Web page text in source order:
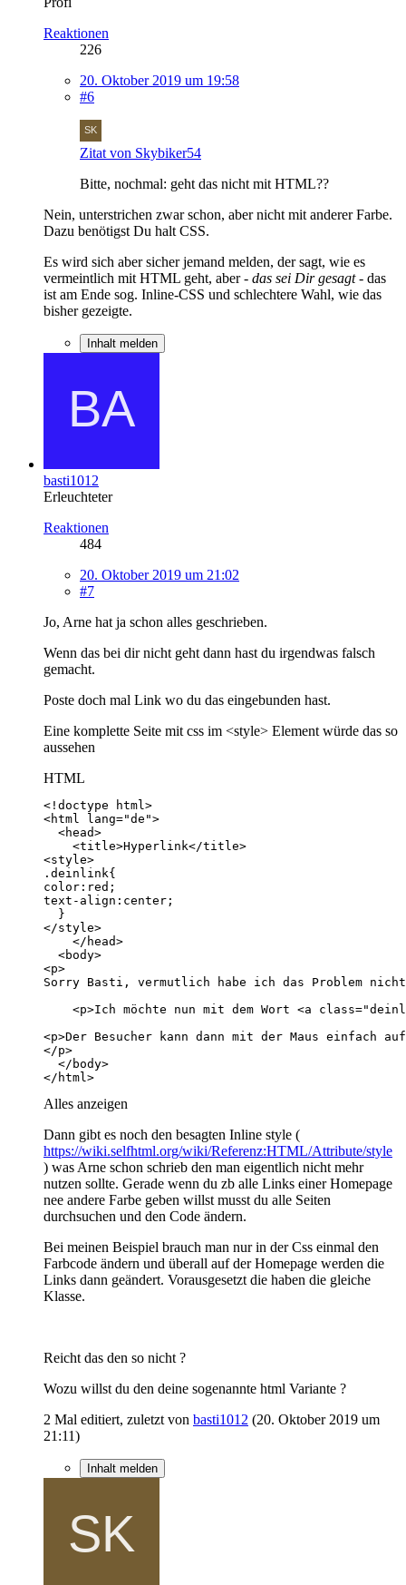
Reaktionen
226
20. Oktober 2019 um 19:58
#6
Zitat von Skybiker54
Bitte, nochmal: geht das nicht mit HTML??
Nein, unterstrichen zwar schon, aber nicht mit anderer Farbe.
Dazu benötigst Du halt CSS.
Es wird sich aber sicher jemand melden, der sagt, wie es
vermeintlich mit HTML geht, aber- das sei Dir gesagt - das
ist am Ende sog. Inline-CSS und schlechtere Wahl, wie das
bisher gezeigte.
Inhalt melden
basti1012
Erleuchteter
Reaktionen
484
20. Oktober 2019 um 21:02
#7
Jo, Arne hat ja schon alles geschrieben.
Wenn das bei dir nicht geht dann hast du irgendwas falsch
gemacht.
Poste doch mal Link wo du das eingebunden hast.
Eine komplette Seite mit css im <style> Element würde das so
aussehen
HTML
</html>
Alles anzeigen
Dann gibt es noch den besagten Inline style (
https://wiki.selfhtml.org/wiki/Referenz:HTML/Attribute/style
) was Arne schon schrieb den man eigentlich nicht mehr
nutzen sollte. Gerade wenn du zb alle Links einer Homepage
nee andere Farbe geben willst musst du alle Seiten
durchsuchen und den Code ändern.
Bei meinen Beispiel brauch man nur in der Css einmal den
Farbcode ändern und überall auf der Homepage werden die
Links dann geändert. Vorausgesetzt die haben die gleiche
Klasse.
Reicht das den so nicht ?
Wozu willst du den deine sogenannte html Variante ?
2 Mal editiert, zuletzt von basti1012 (20. Oktober 2019 um
21:11)
Inhalt melden